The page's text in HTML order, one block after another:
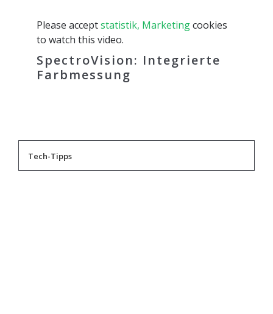
Please acceptstatistik, Marketingcookies
to watch this video.
SpectroVision: Integrierte
Farbmessung
Tech-Tipps